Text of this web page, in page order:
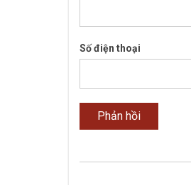
Số điện thoại